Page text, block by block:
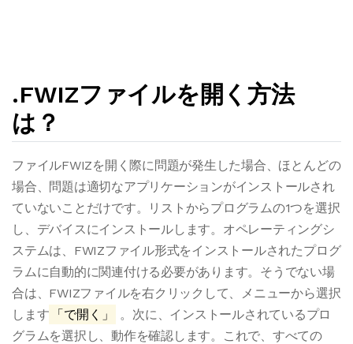
.FWIZファイルを開く方法
は？
ファイルFWIZを開く際に問題が発生した場合、ほとんどの
場合、問題は適切なアプリケーションがインストールされ
ていないことだけです。リストからプログラムの1つを選択
し、デバイスにインストールします。オペレーティングシ
ステムは、FWIZファイル形式をインストールされたプログ
ラムに自動的に関連付ける必要があります。そうでない場
合は、FWIZファイルを右クリックして、メニューから選択
します
「で開く」
。次に、インストールされているプロ
グラムを選択し、動作を確認します。これで、すべての